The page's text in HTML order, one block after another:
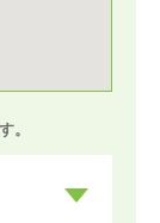
。